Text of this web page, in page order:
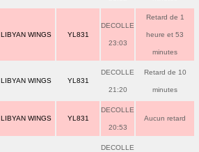
LIBYAN WINGS YL831
DECOLLE
23:03
Retard de 1
heure et 53
minutes
LIBYAN WINGS YL831
DECOLLE
21:20
Retard de 10
minutes
LIBYAN WINGS YL831
DECOLLE
20:53
Aucun retard
DECOLLE